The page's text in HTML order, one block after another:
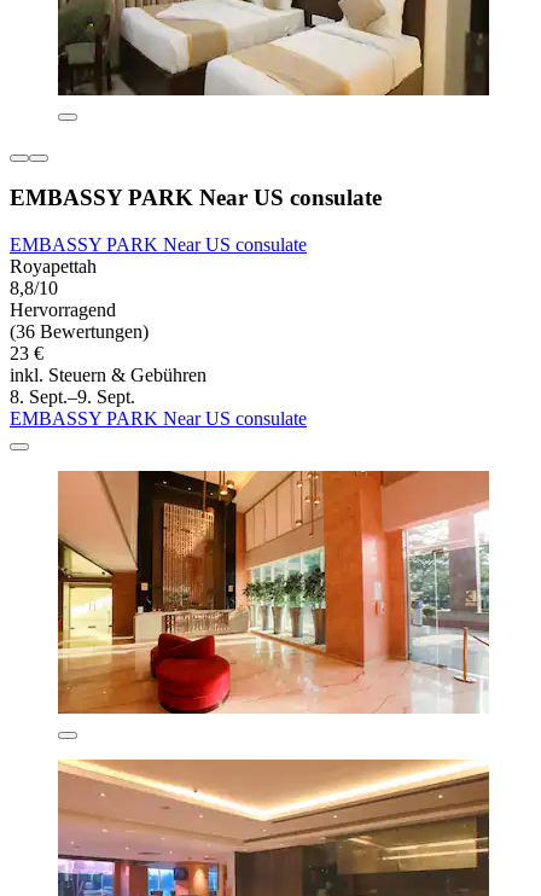
EMBASSY PARK Near US consulate
EMBASSY PARK Near US consulate
Royapettah
8,8/10
Hervorragend
(36 Bewertungen)
23 €
inkl. Steuern & Gebühren
8. Sept.–9. Sept.
EMBASSY PARK Near US consulate